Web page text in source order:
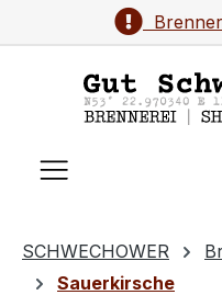
Zum Hauptinhalt
SCHWECHOWER
Sauerkirsche